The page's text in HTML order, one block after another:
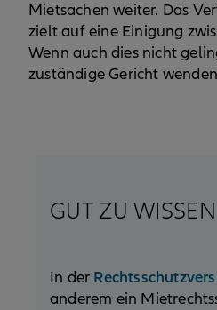
Mietsachen weiter. Das
zielt auf eine Einigung
Wenn auch dies nicht
zuständige Gericht
GUT ZU WISSEN
In der
anderem ein